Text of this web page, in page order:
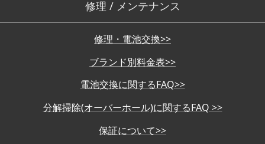
修理 / メンテナンス
修理・電池交換>>
ブランド別料金表>>
電池交換に関するFAQ>>
分解掃除(オーバーホール)に関するFAQ >>
保証について>>